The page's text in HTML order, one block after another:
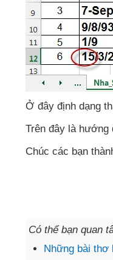
Ở đây định dạng
Trên đây là hướng
Chúc các bạn
Có thể bạn quan
Những bài thơ